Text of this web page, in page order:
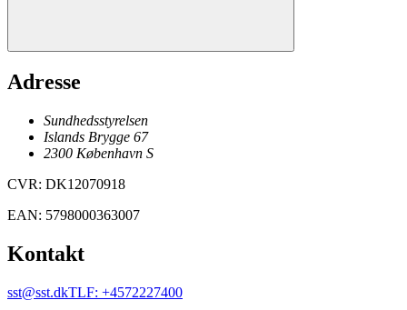
Adresse
Sundhedsstyrelsen
Islands Brygge 67
2300 København S
CVR: DK12070918
EAN: 5798000363007
Kontakt
sst@sst.dkTLF: +4572227400